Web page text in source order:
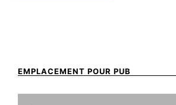
EMPLACEMENT POUR PUB